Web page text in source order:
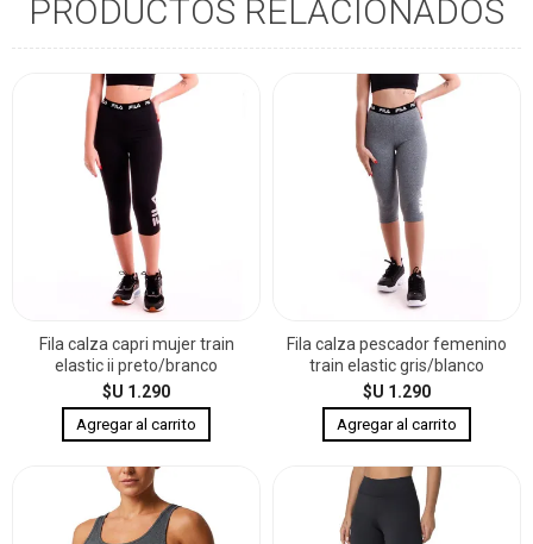
PRODUCTOS RELACIONADOS
Fila calza capri mujer train
elastic ii preto/branco
$U 1.290
Fila calza pescador femenino
train elastic gris/blanco
$U 1.290